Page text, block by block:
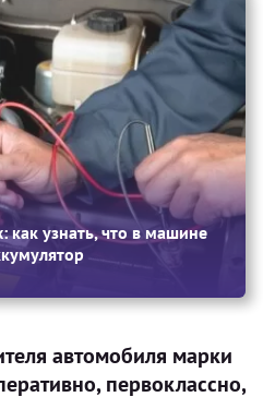
узнать, что в машине
автомобиля марки
первоклассно,